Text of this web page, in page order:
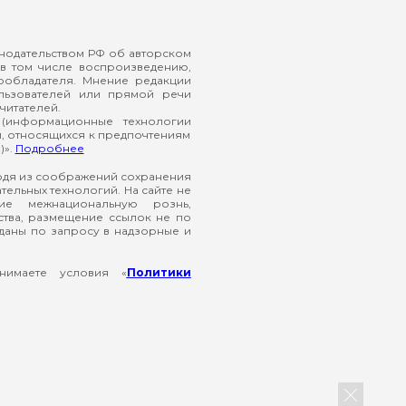
РФ об авторском
числе воспроизведению,
Мнение редакции
или прямой речи
технологии
относящихся к предпочтениям
Подробнее
из соображений сохранения
технологий. На сайте не
межнациональную рознь,
размещение ссылок не по
по запросу в надзорные и
условия «Политики
Закрыть